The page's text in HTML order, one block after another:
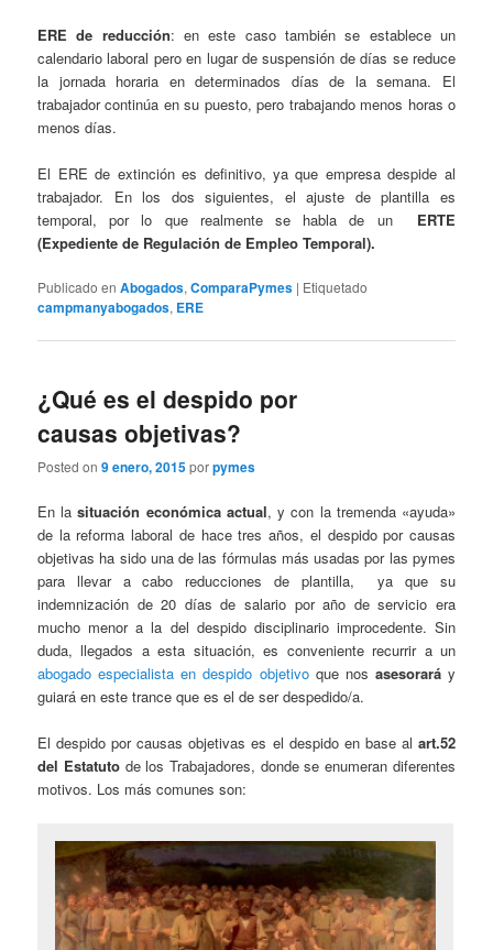
ERE de reducción: en este caso también se establece un
calendario laboral pero en lugar de suspensión de días se reduce
la jornada horaria en determinados días de la semana. El
trabajador continúa en su puesto, pero trabajando menos horas o
menos días.
El ERE de extinción es definitivo, ya que empresa despide al
trabajador. En los dos siguientes, el ajuste de plantilla es
temporal, por lo que realmente se habla de unERTE
(Expediente de Regulación de Empleo Temporal).
Publicado en Abogados,ComparaPymes | Etiquetado
campmanyabogados, ERE
¿Qué es el despido por
causas objetivas?
Posted on9 enero, 2015porpymes
En lasituación económica actual, y con la tremenda «ayuda»
de la reforma laboral de hace tres años, el despido por causas
objetivas ha sido una de las fórmulas más usadas por las pymes
para llevar a cabo reducciones de plantilla, ya que su
indemnización de 20 días de salario por año de servicio era
mucho menor a la del despido disciplinario improcedente. Sin
duda, llegados a esta situación, es conveniente recurrir a un
abogado especialista en despido objetivo que nos asesoraráy
guiará en este trance que es el de ser despedido/a.
El despido por causas objetivas es el despido en base al art.52
del Estatutode los Trabajadores, donde se enumeran diferentes
motivos. Los más comunes son: